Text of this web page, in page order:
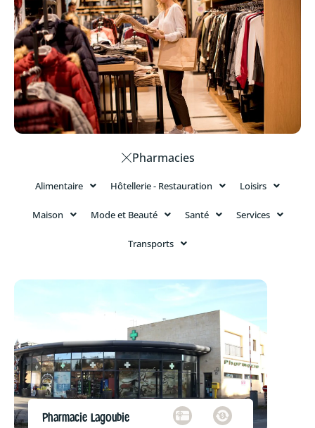
Pharmacies
Alimentaire Hôtellerie - Restauration Loisirs
Maison Mode et Beauté Santé Services
Transports
Pharmacie Lagoubie